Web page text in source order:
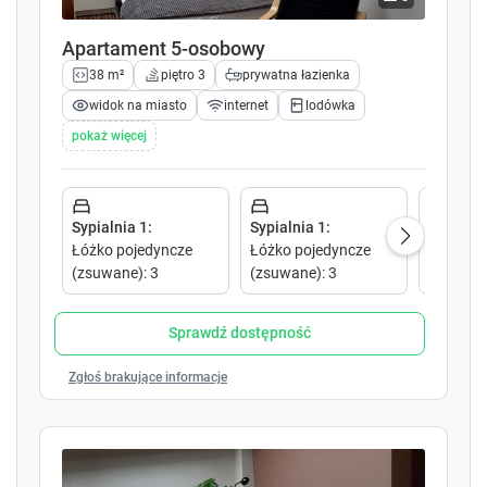
a
l
e
n
d
a
n
d
s
e
l
a
e
a
e
n
d
d
s
e
l
c
Apartament 5-osobowy
38 m² piętro 3
prywatna łazienka
widok na miasto
internet
lodówka
pokaż więcej
Sypialnia 1:
Łóżko pojedyncze
(zsuwane):3
Sypialnia 1:
Łóżko pojedyncze
(zsuwane):3
Sprawdź dostępność
Zgłoś brakujące informacje